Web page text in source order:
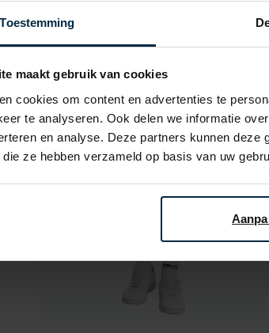
Toestemming
maakt gebruik van cookies
cookies om content en advertenties te
te analyseren. Ook delen we informatie
en analyse. Deze partners kunnen
ze hebben verzameld op basis van uw